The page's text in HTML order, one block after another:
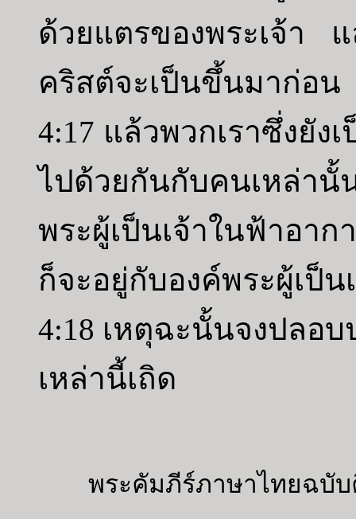
ด้วยแตรของพระเจ้า
คริสต์จะเป็นขึ้นมาก่อน
4:17 แล้วพวกเราซึ่งยัง
ไปด้วยกันกับคนเหล่า
พระผู้เป็นเจ้าในฟ้าอา
ก็จะอยู่กับองค์พระผู้เป็น
4:18 เหตุฉะนั้นจงปลอ
เหล่านี้เถิด
พระคัมภีร์ภาษาไทยฉบับ